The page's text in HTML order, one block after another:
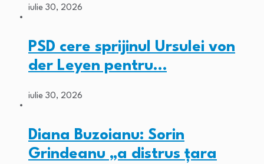
iulie 30, 2026
PSD cere sprijinul Ursulei von
der Leyen pentru…
iulie 30, 2026
Diana Buzoianu: Sorin
Grindeanu „a distrus țara